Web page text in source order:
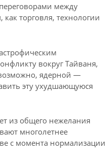
между
торговля, технологии
вокруг Тайваня,
ядерной —
эту ухудшающуюся
из общего нежелания
многолетнее
с момента нормализации